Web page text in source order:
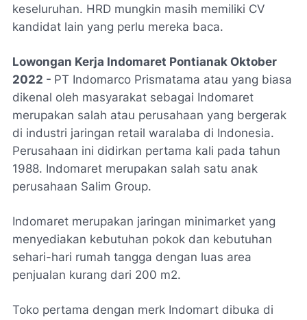
keseluruhan. HRD mungkin masih memiliki CV
kandidat lain yang perlu mereka baca.
Lowongan Kerja Indomaret Pontianak Oktober
2022 - PT Indomarco Prismatama atau yang biasa
dikenal oleh masyarakat sebagai Indomaret
merupakan salah atau perusahaan yang bergerak
di industri jaringan retail waralaba di Indonesia.
Perusahaan ini didirkan pertama kali pada tahun
1988. Indomaret merupakan salah satu anak
perusahaan Salim Group.
Indomaret merupakan jaringan minimarket yang
menyediakan kebutuhan pokok dan kebutuhan
sehari-hari rumah tangga dengan luas area
penjualan kurang dari 200 m2.
Toko pertama dengan merk Indomart dibuka di